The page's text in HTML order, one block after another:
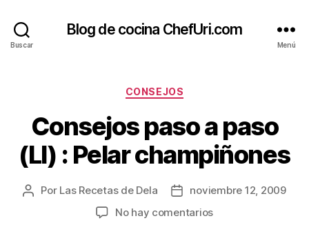
Buscar
Blog de cocina ChefUri.com
Menú
Categorías
CONSEJOS
Consejos paso a paso
(LI) : Pelar champiñones
Autor
Por Las Recetas de Dela
Fechanoviembre 12, 2009
No hay comentariosen